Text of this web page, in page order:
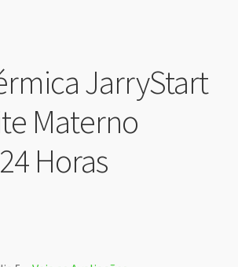
JarryStart
Materno
Horas